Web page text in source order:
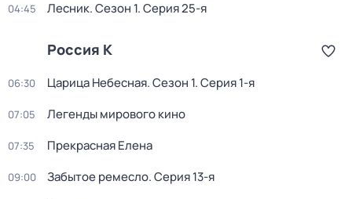
04:45 Лесник. Сезон 1. Серия 25-я
Россия К
06:30 Царица Небесная. Сезон 1. Серия 1-я
07:05 Легенды мирового кино
07:35 Прекрасная Елена
09:00 Забытое ремесло. Серия 13-я